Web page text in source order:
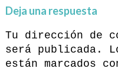
Deja una respuesta
Tu dirección de
será publicada.
están marcados